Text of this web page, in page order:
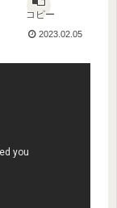
コピー
2023.02.05